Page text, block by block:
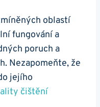
oblastí
fungování a
poruch a
Nezapomeňte, že
jejího
čištění